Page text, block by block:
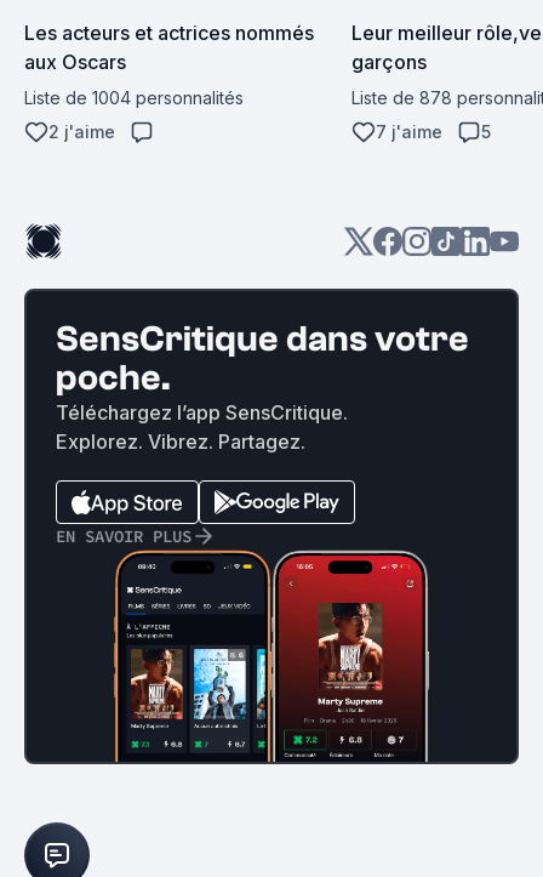
Les acteurs et actrices nommés
aux Oscars
Liste de 1004 personnalités
2 j'aime
Leur meilleur
garçons
Liste de 878
7 j'aime
5
SensCritique dans votre
poche.
Téléchargez l’app SensCritique.
Explorez. Vibrez. Partagez.
EN SAVOIR PLUS